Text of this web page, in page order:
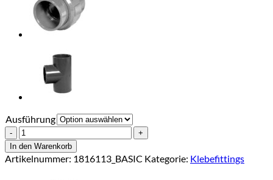
Ausführung
PVC
T-
Stück
45
In den Warenkorb
Artikelnummer: 1816113_BASIC Kategorie: Klebefittings